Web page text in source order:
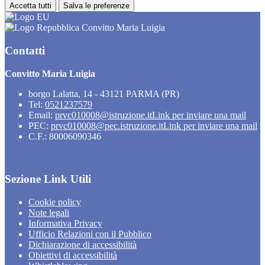
Accetta tutti Salva le preferenze
Convitto Maria Luigia
Contatti
Convitto Maria Luigia
borgo Lalatta, 14 - 43121 PARMA (PR)
Tel: 0521237579
Email: prvc010008@istruzione.itLink per inviare una mail
PEC: prvc010008@pec.istruzione.itLink per inviare una mail
C.F.: 80006090346
Sezione Link Utili
Cookie policy
Note legali
Informativa Privacy
Ufficio Relazioni con il Pubblico
Dichiarazione di accessibilità
Obiettivi di accessibilità